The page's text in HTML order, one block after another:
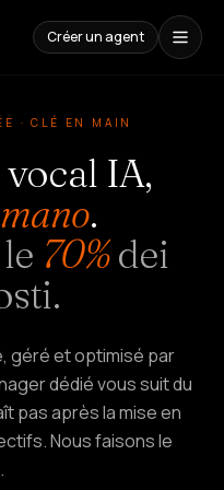
Créer un agent
· CLÉ EN MAIN
IA,
.
70% dei
géré et optimisé par
dédié vous suit du
pas après la mise en
Nous faisons le